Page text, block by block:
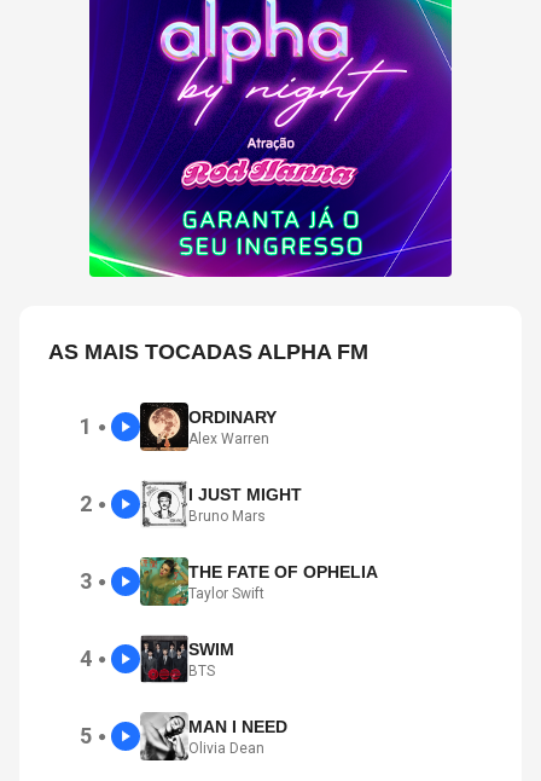
AS MAIS TOCADAS ALPHA FM
1 ● ORDINARY
Alex Warren
2 ● I JUST MIGHT
Bruno Mars
3 ● THE FATE OF OPHELIA
Taylor Swift
4 ● SWIM
BTS
5 ● MAN I NEED
Olivia Dean